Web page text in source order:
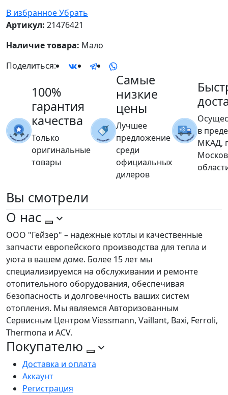
В избранноеУбрать
Артикул: 21476421
Наличие товара: Мало
Поделиться:
100%
гарантия
качества
Только
оригинальные
товары
Самые
низкие
цены
Лучшее
предложение
среди
официальных
дилеров
в
МКАД,
Вы смотрели
О нас
ООО "Гейзер" – надежные котлы и качественные
запчасти европейского производства для тепла и
уюта в вашем доме. Более 15 лет мы
специализируемся на обслуживании и ремонте
отопительного оборудования, обеспечивая
безопасность и долговечность ваших систем
отопления. Мы являемся Авторизованным
Сервисным Центром Viessmann, Vaillant, Baxi, Ferroli,
Thermona и ACV.
Покупателю
Доставка и оплата
Аккаунт
Регистрация